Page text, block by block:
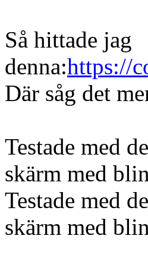
Så hittade jag
denna:https://
Där såg det
Testade med
skärm med
Testade med
skärm med